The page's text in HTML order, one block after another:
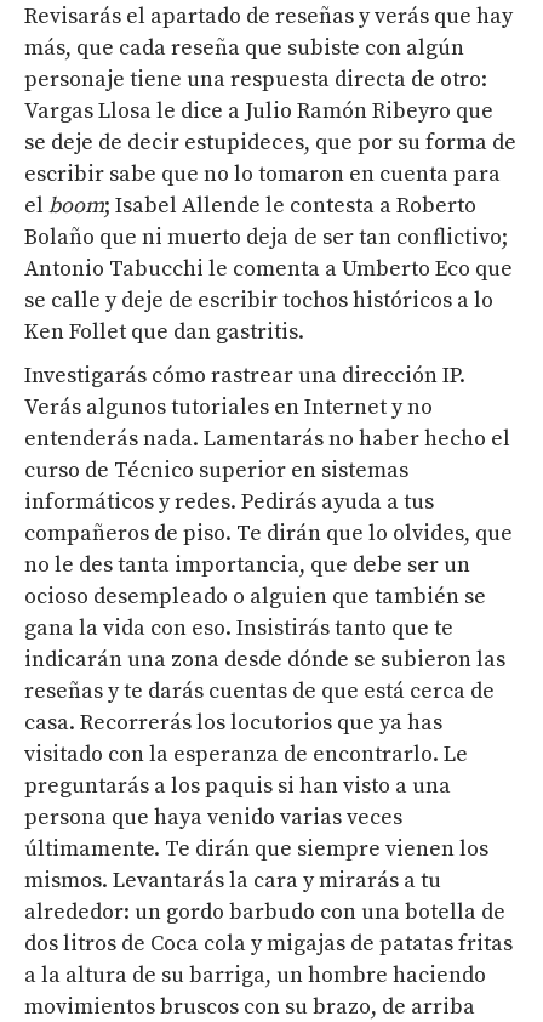
Revisarás el apartado de reseñas y verás que hay
más, que cada reseña que subiste con algún
personaje tiene una respuesta directa de otro:
Vargas Llosa le dice a Julio Ramón Ribeyro que
se deje de decir estupideces, que por su forma de
escribir sabe que no lo tomaron en cuenta para
el boom; Isabel Allende le contesta a Roberto
Bolaño que ni muerto deja de ser tan conflictivo;
Antonio Tabucchi le comenta a Umberto Eco que
se calle y deje de escribir tochos históricos a lo
Ken Follet que dan gastritis.
Investigarás cómo rastrear una dirección IP.
Verás algunos tutoriales en Internet y no
entenderás nada. Lamentarás no haber hecho el
curso de Técnico superior en sistemas
informáticos y redes. Pedirás ayuda a tus
compañeros de piso. Te dirán que lo olvides, que
no le des tanta importancia, que debe ser un
ocioso desempleado o alguien que también se
gana la vida con eso. Insistirás tanto que te
indicarán una zona desde dónde se subieron las
reseñas y te darás cuentas de que está cerca de
casa. Recorrerás los locutorios que ya has
visitado con la esperanza de encontrarlo. Le
preguntarás a los paquis si han visto a una
persona que haya venido varias veces
últimamente. Te dirán que siempre vienen los
mismos. Levantarás la cara y mirarás a tu
alrededor: un gordo barbudo con una botella de
dos litros de Coca cola y migajas de patatas fritas
a la altura de su barriga, un hombre haciendo
movimientos bruscos con su brazo, de arriba